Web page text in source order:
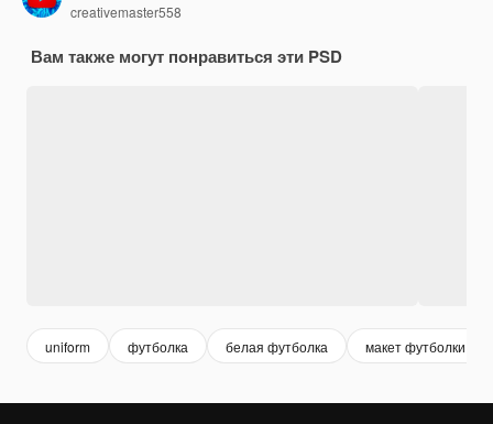
creativemaster558
Вам также могут понравиться эти PSD
uniform футболка белая футболка макет футболки